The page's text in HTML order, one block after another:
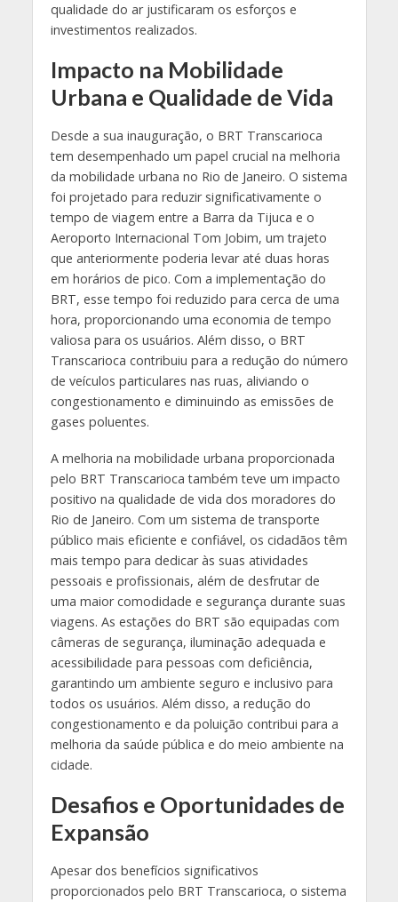
qualidade do ar justificaram os esforços e
investimentos realizados.
Impacto na Mobilidade
Urbana e Qualidade de Vida
Desde a sua inauguração, o BRT Transcarioca
tem desempenhado um papel crucial na melhoria
da mobilidade urbana no Rio de Janeiro. O sistema
foi projetado para reduzir significativamente o
tempo de viagem entre a Barra da Tijuca e o
Aeroporto Internacional Tom Jobim, um trajeto
que anteriormente poderia levar até duas horas
em horários de pico. Com a implementação do
BRT, esse tempo foi reduzido para cerca de uma
hora, proporcionando uma economia de tempo
valiosa para os usuários. Além disso, o BRT
Transcarioca contribuiu para a redução do número
de veículos particulares nas ruas, aliviando o
congestionamento e diminuindo as emissões de
gases poluentes.
A melhoria na mobilidade urbana proporcionada
pelo BRT Transcarioca também teve um impacto
positivo na qualidade de vida dos moradores do
Rio de Janeiro. Com um sistema de transporte
público mais eficiente e confiável, os cidadãos têm
mais tempo para dedicar às suas atividades
pessoais e profissionais, além de desfrutar de
uma maior comodidade e segurança durante suas
viagens. As estações do BRT são equipadas com
câmeras de segurança, iluminação adequada e
acessibilidade para pessoas com deficiência,
garantindo um ambiente seguro e inclusivo para
todos os usuários. Além disso, a redução do
congestionamento e da poluição contribui para a
melhoria da saúde pública e do meio ambiente na
cidade.
Desafios e Oportunidades de
Expansão
Apesar dos benefícios significativos
proporcionados pelo BRT Transcarioca, o sistema